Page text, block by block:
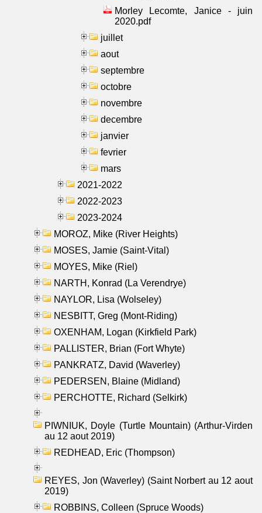
Morley Lecomte, Janice - juin
2020.pdf
juillet
aout
septembre
octobre
novembre
decembre
janvier
fevrier
mars
2021-2022
2022-2023
2023-2024
MOROZ, Mike (River Heights)
MOSES, Jamie (Saint-Vital)
MOYES, Mike (Riel)
NARTH, Konrad (La Verendrye)
NAYLOR, Lisa (Wolseley)
NESBITT, Greg (Mont-Riding)
OXENHAM, Logan (Kirkfield Park)
PALLISTER, Brian (Fort Whyte)
PANKRATZ, David (Waverley)
PEDERSEN, Blaine (Midland)
PERCHOTTE, Richard (Selkirk)
PIWNIUK, Doyle (Turtle Mountain) (Arthur-Virden
au 12 aout 2019)
REDHEAD, Eric (Thompson)
REYES, Jon (Waverley) (Saint Norbert au 12 aout
2019)
ROBBINS, Colleen (Spruce Woods)